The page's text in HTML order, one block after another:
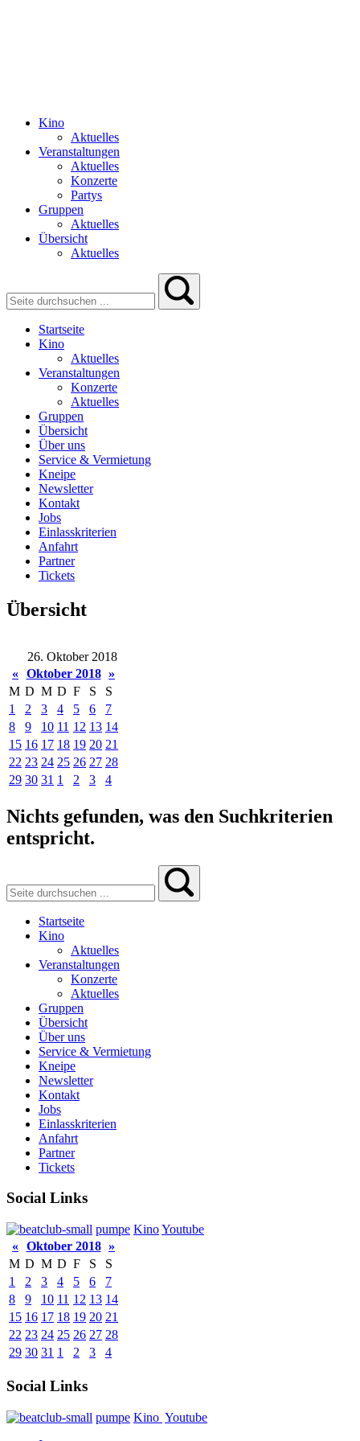
Kino
Aktuelles
Veranstaltungen
Aktuelles
Konzerte
Partys
Gruppen
Aktuelles
Übersicht
Aktuelles
Startseite
Kino
Aktuelles
Veranstaltungen
Konzerte
Aktuelles
Gruppen
Übersicht
Über uns
Service & Vermietung
Kneipe
Newsletter
Kontakt
Jobs
Einlasskriterien
Anfahrt
Partner
Tickets
Übersicht
26. Oktober 2018
« Oktober 2018 »
M D M D F S
S
1
2 3 4 5 6
7
8
9 10 11 12 13 14
15 16 17 18 19 20 21
22 23 24 25 26 27 28
29 30 31 1 2 3 4
Nichts gefunden, was den Suchkriterien
entspricht.
Startseite
Kino
Aktuelles
Veranstaltungen
Konzerte
Aktuelles
Gruppen
Übersicht
Über uns
Service & Vermietung
Kneipe
Newsletter
Kontakt
Jobs
Einlasskriterien
Anfahrt
Partner
Tickets
Social Links
pumpe KinoYoutube
« Oktober 2018 »
M D M D F S
S
1
2 3 4 5 6
7
8
9 10 11 12 13 14
15 16 17 18 19 20 21
22 23 24 25 26 27 28
29 30 31 1 2 3 4
Social Links
pumpe Kino Youtube